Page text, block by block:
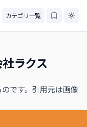
カテゴリ一覧
ラクス
です。引用元は画像